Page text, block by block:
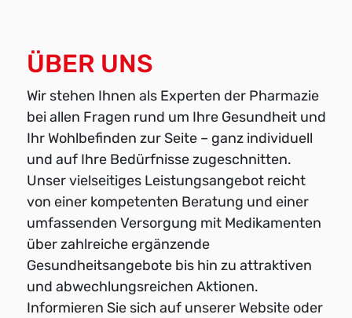
ÜBER UNS
Wir stehen Ihnen als Experten der Pharmazie
bei allen Fragen rund um Ihre Gesundheit und
Ihr Wohlbefinden zur Seite – ganz individuell
und auf Ihre Bedürfnisse zugeschnitten.
Unser vielseitiges Leistungsangebot reicht
von einer kompetenten Beratung und einer
umfassenden Versorgung mit Medikamenten
über zahlreiche ergänzende
Gesundheitsangebote bis hin zu attraktiven
und abwechlungsreichen Aktionen.
Informieren Sie sich auf unserer Website oder